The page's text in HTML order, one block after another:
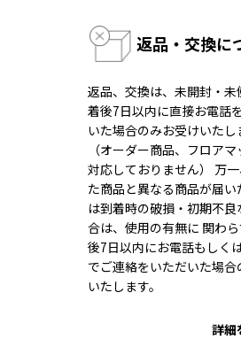
返品・交換に
返品、交換は、未開封・未
着後7日以内に直接お電話
いた場合のみお受けいたし
（オーダー商品、フロア
対応しておりません） 万
た商品と異なる商品が届い
は到着時の破損・初期不良
合は、使用の有無に 関わ
後7日以内にお電話もしく
でご連絡をいただいた場合
いたします。
詳細